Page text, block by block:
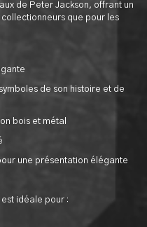
de Peter Jackson, offrant un
que pour les
de son histoire et de
bois et métal
une présentation élégante
idéale pour :